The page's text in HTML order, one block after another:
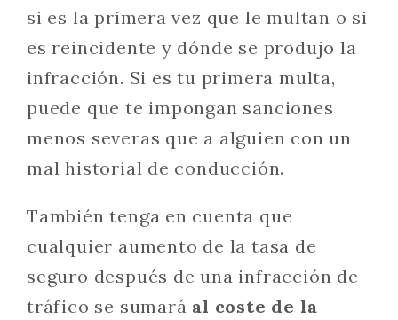
si es la primera vez que le multan o si
es reincidente y dónde se produjo la
infracción. Si es tu primera multa,
puede que te impongan sanciones
menos severas que a alguien con un
mal historial de conducción.
También tenga en cuenta que
cualquier aumento de la tasa de
seguro después de una infracción de
tráfico se sumará al coste de la